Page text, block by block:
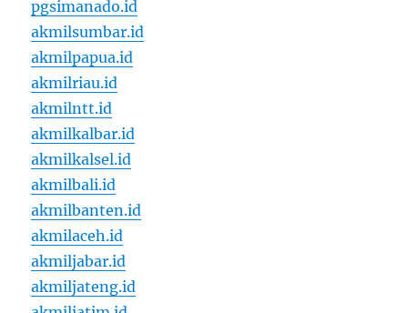
pgsimanado.id
akmilsumbar.id
akmilpapua.id
akmilriau.id
akmilntt.id
akmilkalbar.id
akmilkalsel.id
akmilbali.id
akmilbanten.id
akmilaceh.id
akmiljabar.id
akmiljateng.id